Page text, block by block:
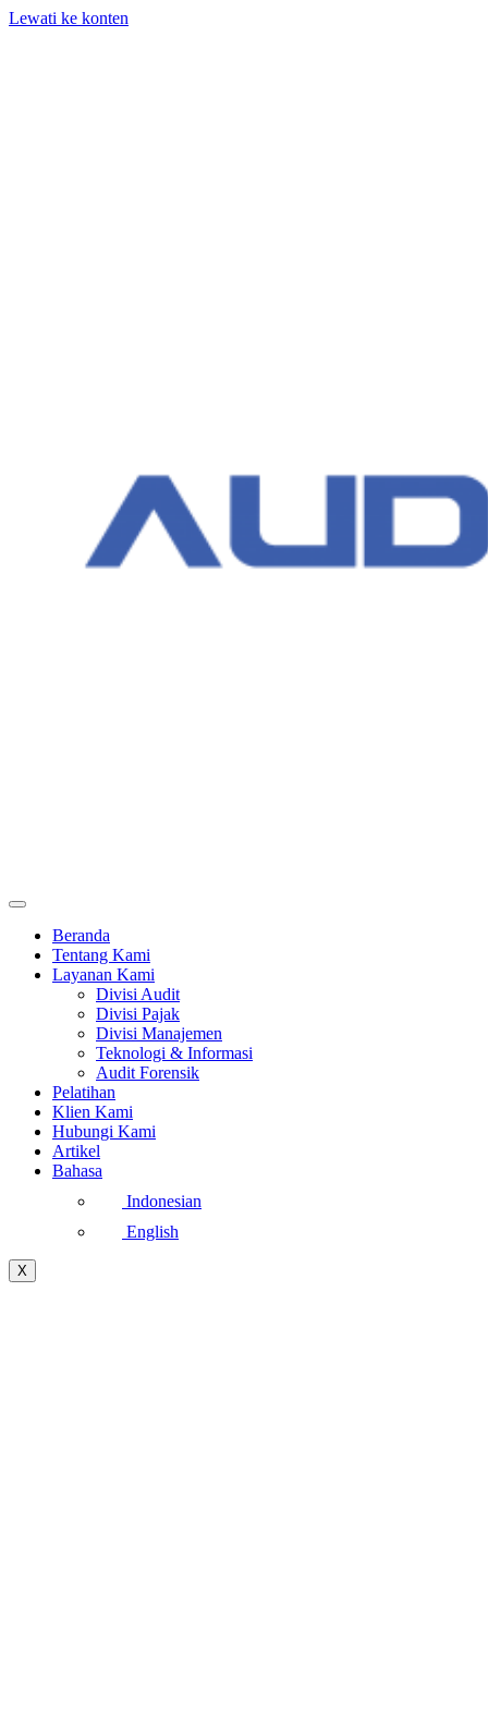
Lewati ke konten
Beranda
Tentang Kami
Layanan Kami
Divisi Audit
Divisi Pajak
Divisi Manajemen
Teknologi & Informasi
Audit Forensik
Pelatihan
Klien Kami
Hubungi Kami
Artikel
Bahasa
Indonesian
English
X